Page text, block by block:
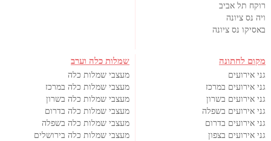
רוקח תל אביב
ויה נס ציונה
באסיקו נס ציונה
מקום לחתונה
גני אירועים
גני אירועים במרכז
גני אירועים בשרון
גני אירועים בשפלה
גני אירועים בדרום
גני אירועים בצפון
שמלות כלה וערב
מעצבי שמלות כלה
מעצבי שמלות כלה במרכז
מעצבי שמלות כלה בשרון
מעצבי שמלות כלה בדרום
מעצבי שמלות כלה בשפלה
מעצבי שמלות כלה בירושלים